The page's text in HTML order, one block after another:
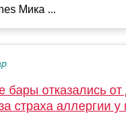
Мика ...
бары отказались
страха аллергии у